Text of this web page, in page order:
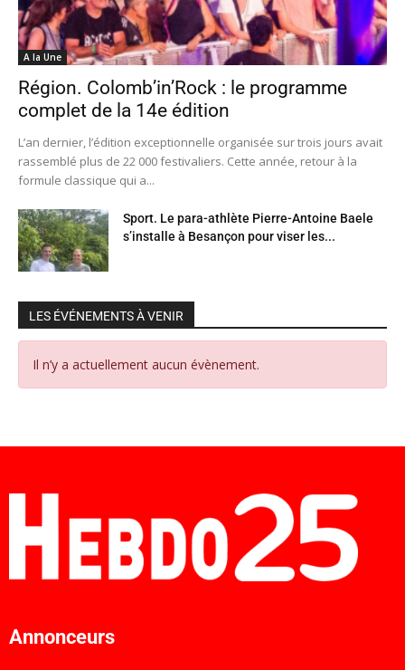
A la Une
Région. Colomb’in’Rock : le programme
complet de la 14e édition
L’an dernier, l’édition exceptionnelle organisée sur trois jours avait
rassemblé plus de 22 000 festivaliers. Cette année, retour à la
formule classique qui a...
Sport. Le para-athlète Pierre-Antoine Baele
s’installe à Besançon pour viser les...
LES ÉVÉNEMENTS À VENIR
Il n’y a actuellement aucun évènement.
Annonceurs